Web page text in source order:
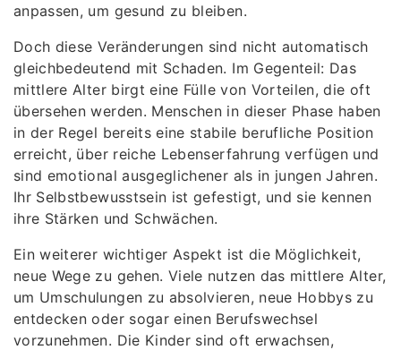
anpassen, um gesund zu bleiben.
Doch diese Veränderungen sind nicht automatisch
gleichbedeutend mit Schaden. Im Gegenteil: Das
mittlere Alter birgt eine Fülle von Vorteilen, die oft
übersehen werden. Menschen in dieser Phase haben
in der Regel bereits eine stabile berufliche Position
erreicht, über reiche Lebenserfahrung verfügen und
sind emotional ausgeglichener als in jungen Jahren.
Ihr Selbstbewusstsein ist gefestigt, und sie kennen
ihre Stärken und Schwächen.
Ein weiterer wichtiger Aspekt ist die Möglichkeit,
neue Wege zu gehen. Viele nutzen das mittlere Alter,
um Umschulungen zu absolvieren, neue Hobbys zu
entdecken oder sogar einen Berufswechsel
vorzunehmen. Die Kinder sind oft erwachsen,